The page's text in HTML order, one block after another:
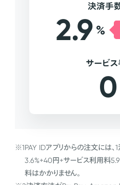
決済手
2.9 %
サービ
0
※1PAY IDアプリからの注文には
3.6%+40円+サービス利用料
料はかかりません。